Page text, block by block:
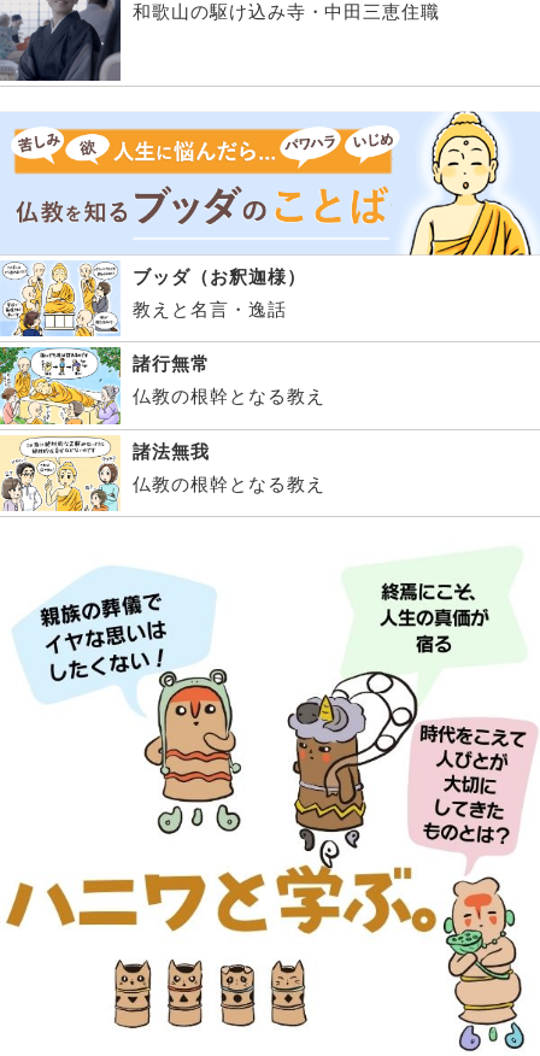
和歌山の駆け込み寺・中田三恵住職
ブッダ（お釈迦様）
教えと名言・逸話
諸行無常
仏教の根幹となる教え
諸法無我
仏教の根幹となる教え